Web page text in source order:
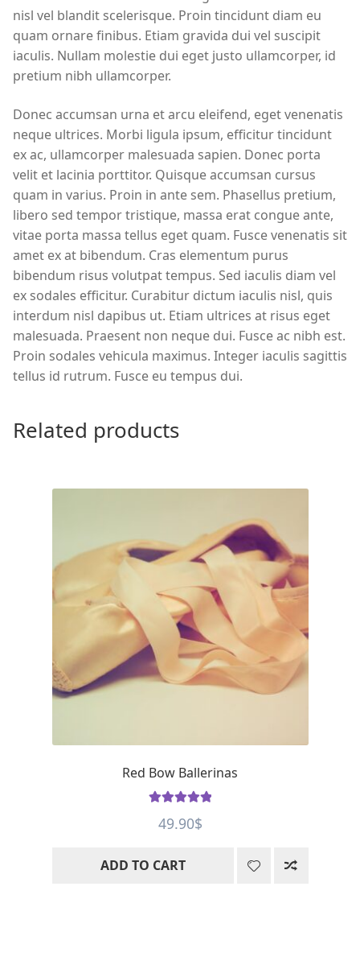
nisl vel blandit scelerisque. Proin tincidunt diam eu
quam ornare finibus. Etiam gravida dui vel suscipit
iaculis. Nullam molestie dui eget justo ullamcorper, id
pretium nibh ullamcorper.
Donec accumsan urna et arcu eleifend, eget venenatis
neque ultrices. Morbi ligula ipsum, efficitur tincidunt
ex ac, ullamcorper malesuada sapien. Donec porta
velit et lacinia porttitor. Quisque accumsan cursus
quam in varius. Proin in ante sem. Phasellus pretium,
libero sed tempor tristique, massa erat congue ante,
vitae porta massa tellus eget quam. Fusce venenatis sit
amet ex at bibendum. Cras elementum purus
bibendum risus volutpat tempus. Sed iaculis diam vel
ex sodales efficitur. Curabitur dictum iaculis nisl, quis
interdum nisl dapibus ut. Etiam ultrices at risus eget
malesuada. Praesent non neque dui. Fusce ac nibh est.
Proin sodales vehicula maximus. Integer iaculis sagittis
tellus id rutrum. Fusce eu tempus dui.
Related products
Red Bow Ballerinas
of 5
49.90$
ADD TO CART